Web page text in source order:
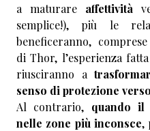
a maturare affettività
semplice!), più le
beneficeranno,
di Thor, l’esperienza
riusciranno a
senso di protezione
Al contrario, quando il
nelle zone più inconsce,